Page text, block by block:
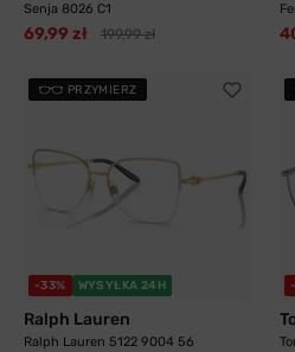
Senja 8026 C1
69,99 zł 199,99 zł
PRZYMIERZ
-33% WYSYŁKA 24H
Ralph Lauren
Ralph Lauren 5122 9004 56